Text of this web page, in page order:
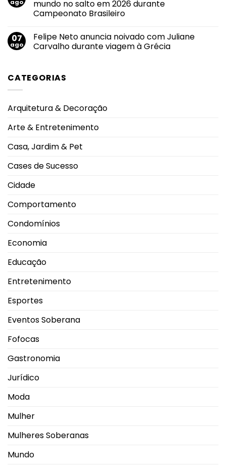
do
Triângulo
cigarros
eletrônicos
antecipa
lesões
pulmonares
oncológico
Lilás
2026:
transformar
em
proteção
ago
mundo no salto em 2026 durante
Campeonato Brasileiro
em
Rebeca
Andrade
do
mundo
2026
Brasileiro
07
ago
Felipe Neto anuncia noivado com Juliane
Carvalho durante viagem à Grécia
Felipe
Neto
Juliane
viagem
Grécia
CATEGORIAS
Arquitetura & Decoração
Arte & Entretenimento
Casa, Jardim & Pet
Cases de Sucesso
Cidade
Comportamento
Condomínios
Economia
Educação
Entretenimento
Esportes
Eventos Soberana
Fofocas
Gastronomia
Jurídico
Moda
Mulher
Mulheres Soberanas
Mundo